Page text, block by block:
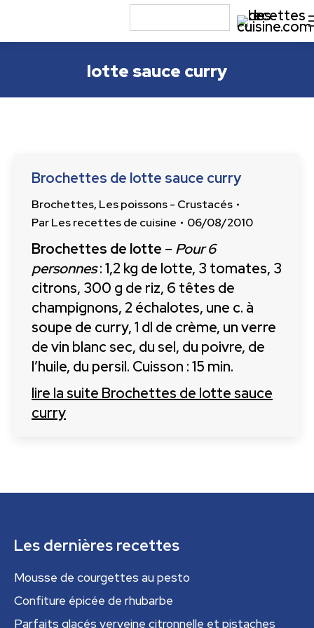
lotte sauce curry
Brochettes de lotte sauce curry
Brochettes, Les poissons - Crustacés
ParLes recettes de cuisine 06/08/2010
Brochettes de lotte – Pour 6
personnes: 1,2 kg de lotte, 3 tomates, 3
citrons, 300 g de riz, 6 têtes de
champignons, 2 échalotes, une c. à
soupe de curry, 1 dl de crème, un verre
de vin blanc sec, du sel, du poivre, de
l’huile, du persil. Cuisson : 15 min.
lire la suite Brochettes de lotte sauce
curry
Les dernières recettes
Mousse de courgettes au pesto
Confiture épicée de rhubarbe
Parfaits glacés verveine citronnelle et pistaches